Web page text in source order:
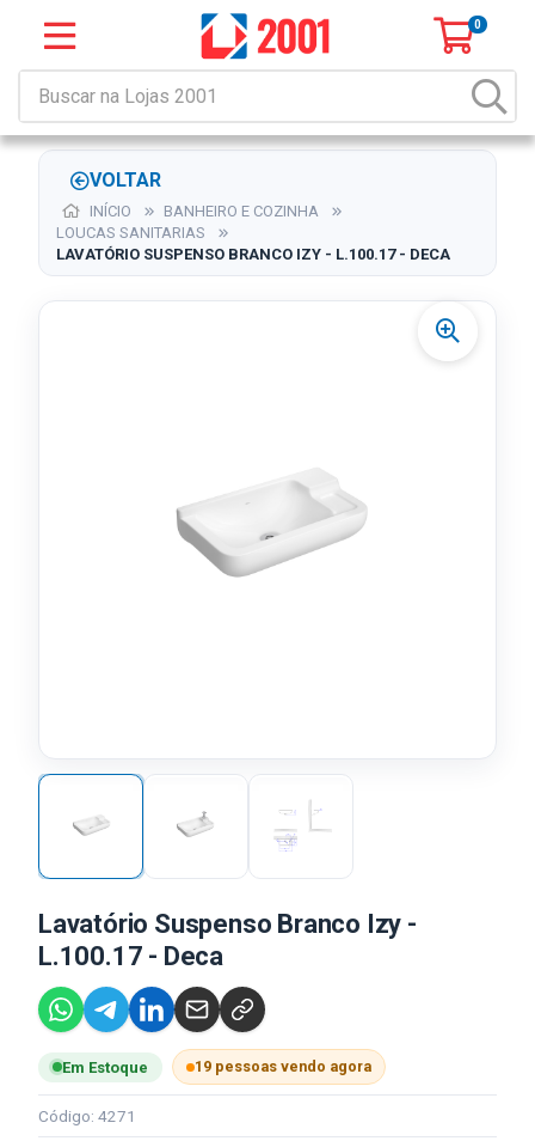
0
VOLTAR
INÍCIO
BANHEIRO E COZINHA
LOUCAS SANITARIAS
LAVATÓRIO SUSPENSO BRANCO IZY - L.100.17 - DECA
Lavatório Suspenso Branco Izy -
L.100.17 - Deca
Em Estoque 19 pessoas vendo agora
Código: 4271